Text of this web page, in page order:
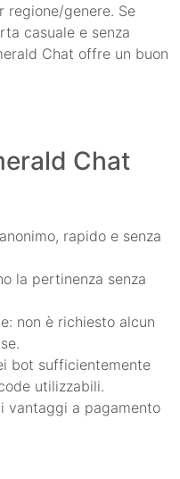
genere. Se
casuale e senza
Chat offre un buon
Chat
rapido e senza
la pertinenza senza
non è richiesto alcun
bot sufficientemente
utilizzabili.
vantaggi a pagamento